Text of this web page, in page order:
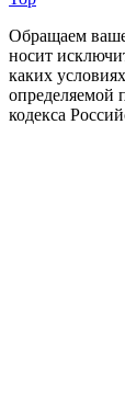
Обращаем
носит
каких
определяемой
кодекса